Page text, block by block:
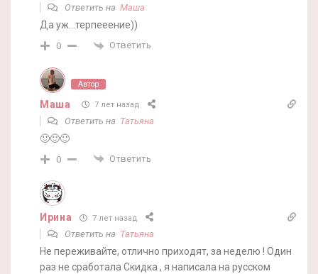
Ответить на Маша
Да уж…терпееение))
0 Ответить
Автор
Маша 7 лет назад
Ответить на Татьяна
🙂🙂🙂
0 Ответить
Ирина 7 лет назад
Ответить на Татьяна
Не переживайте, отлично приходят, за неделю ! Один
раз не сработала Скидка , я написала на русском